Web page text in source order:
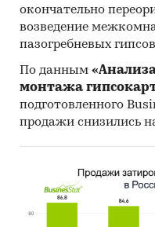
окончательно
возведение
пазогребневых
По данным
монтажа
подготовленного
продажи снизились